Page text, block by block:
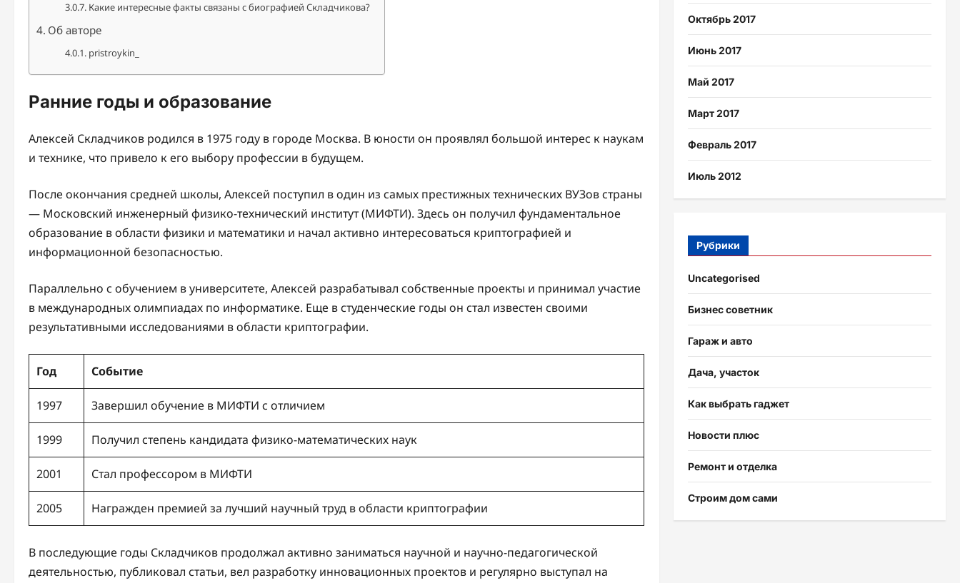
Какие интересные факты связаны с биографией Складчикова?
Об авторе
pristroykin_
Ранние годы и образование
Алексей Складчиков родился в 1975 году в городе Москва. В юности он проявлял большой интерес к наукам
и технике, что привело к его выбору профессии в будущем.
После окончания средней школы, Алексей поступил в один из самых престижных технических ВУЗов страны
— Московский инженерный физико-технический институт (МИФТИ). Здесь он получил фундаментальное
образование в области физики и математики и начал активно интересоваться криптографией и
информационной безопасностью.
Параллельно с обучением в университете, Алексей разрабатывал собственные проекты и принимал участие
в международных олимпиадах по информатике. Еще в студенческие годы он стал известен своими
результативными исследованиями в области криптографии.
Год Событие
1997 Завершил обучение в МИФТИ с отличием
1999 Получил степень кандидата физико-математических наук
2001 Стал профессором в МИФТИ
2005 Награжден премией за лучший научный труд в области криптографии
В последующие годы Складчиков продолжал активно заниматься научной и научно-педагогической
деятельностью, публиковал статьи, вел разработку инновационных проектов и регулярно выступал на
Октябрь 2017
Июнь 2017
Май 2017
Март 2017
Февраль 2017
Июль 2012
Рубрики
Uncategorised
Бизнес советник
Гараж и авто
Дача, участок
Как выбрать гаджет
Новости плюс
Ремонт и отделка
Строим дом сами